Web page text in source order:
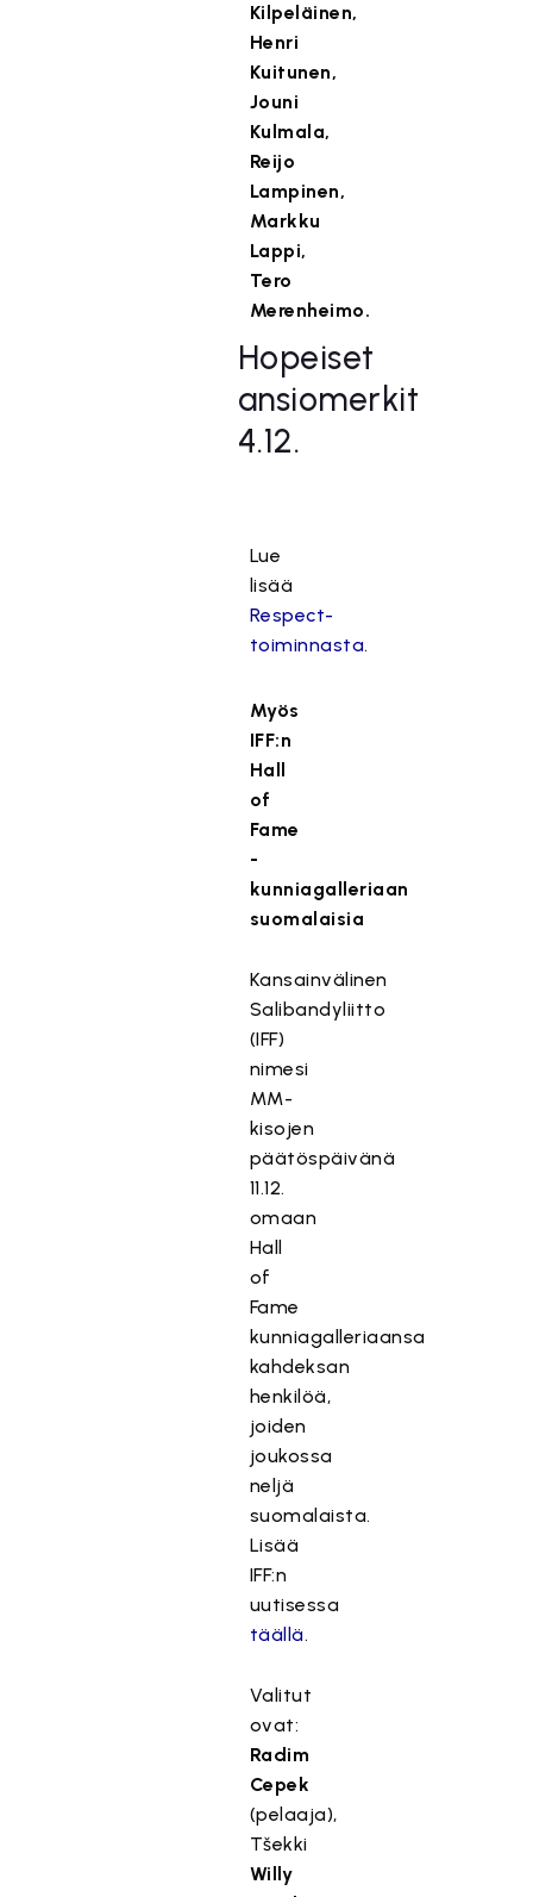
Kilpeläinen,
Henri
Kuitunen,
Jouni
Kulmala,
Reijo
Lampinen,
Markku
Lappi,
Tero
Merenheimo.
Hopeiset
ansiomerkit
4.12.
Lue
lisää
Respect-
toiminnasta.
Myös
IFF:n
Hall
of
Fame
-
kunniagalleriaan
suomalaisia
Kansainvälinen
Salibandyliitto
(IFF)
nimesi
MM-
kisojen
päätöspäivänä
11.12.
omaan
Hall
of
Fame
kunniagalleriaansa
kahdeksan
henkilöä,
joiden
joukossa
neljä
suomalaista.
Lisää
IFF:n
uutisessa
täällä.
Valitut
ovat:
Radim
Cepek
(pelaaja),
Tšekki
Willy